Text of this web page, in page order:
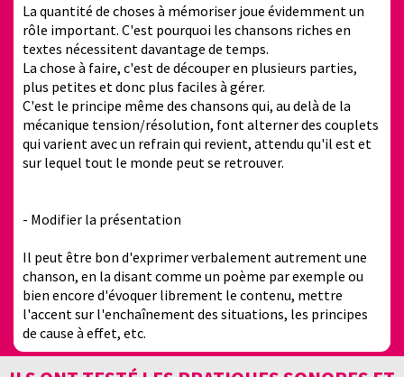
La quantité de choses à mémoriser joue évidemment un
rôle important. C'est pourquoi les chansons riches en
textes nécessitent davantage de temps.
La chose à faire, c'est de découper en plusieurs parties,
plus petites et donc plus faciles à gérer.
C'est le principe même des chansons qui, au delà de la
mécanique tension/résolution, font alterner des couplets
qui varient avec un refrain qui revient, attendu qu'il est et
sur lequel tout le monde peut se retrouver.
- Modifier la présentation
Il peut être bon d'exprimer verbalement autrement une
chanson, en la disant comme un poème par exemple ou
bien encore d'évoquer librement le contenu, mettre
l'accent sur l'enchaînement des situations, les principes
de cause à effet, etc.